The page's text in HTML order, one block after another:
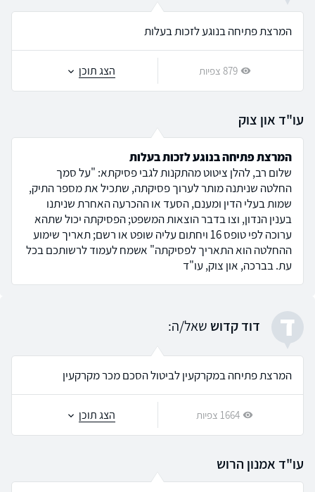
המרצת פתיחה בנוגע לזכות בעלות
879 צפיות הצג תוכן
עו"ד און צוק
המרצת פתיחה בנוגע לזכות בעלות
שלום רב, להלן ציטוט מהתקנות לגבי פסיקתא: "על סמך
החלטה שניתנה מותר לערוך פסיקתה, שתכיל את מספר התיק,
שמות בעלי הדין ומענם, הסעד או ההכרעה האחרת שניתנו
בענין הנדון, וצו בדבר הוצאות המשפט; הפסיקתה יכול שתהא
ערוכה לפי טופס 16 ויחתום עליה שופט או רשם; תאריך שימוע
ההחלטה הוא התאריך לפסיקתה" אשמח לעמוד לרשותכם בכל
עת. בברכה, און צוק, עו"ד
ד דוד קדוש שאל/ה:
המרצת פתיחה במקרקעין לביטול הסכם מכר מקרקעין
1664 צפיות הצג תוכן
עו"ד אמנון הרוש